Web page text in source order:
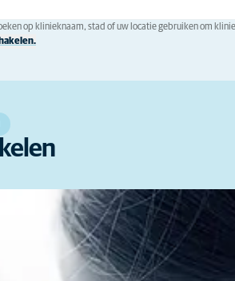
op klinieknaam, stad of uw locatie gebruiken om